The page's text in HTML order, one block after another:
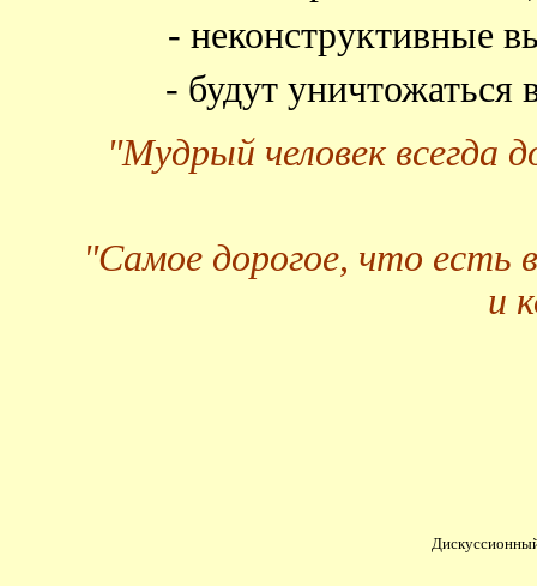
- неконструктивные
- будут
"Мудрый человек всегда
"Самое дорогое, что есть
и